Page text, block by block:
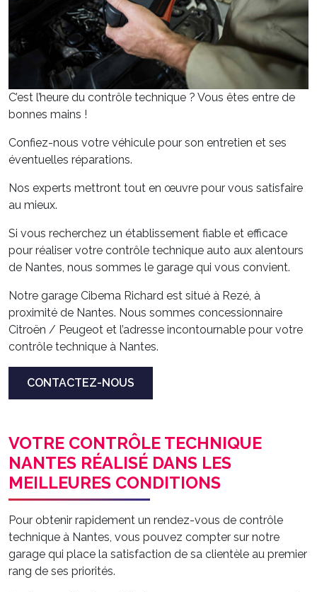
C’est l’heure du contrôle technique ? Vous êtes entre de
bonnes mains !
Confiez-nous votre véhicule pour son entretien et ses
éventuelles réparations.
Nos experts mettront tout en œuvre pour vous satisfaire
au mieux.
Si vous recherchez un établissement fiable et efficace
pour réaliser votre contrôle technique auto aux alentours
de Nantes, nous sommes le garage qui vous convient.
Notre garage Cibema Richard est situé à Rezé, à
proximité de Nantes. Nous sommes concessionnaire
Citroën / Peugeot et l’adresse incontournable pour votre
contrôle technique à Nantes.
CONTACTEZ-NOUS
VOTRE CONTRÔLE TECHNIQUE
NANTES RÉALISÉ DANS LES
MEILLEURES CONDITIONS
Pour obtenir rapidement un rendez-vous de contrôle
technique à Nantes, vous pouvez compter sur notre
garage qui place la satisfaction de sa clientèle au premier
rang de ses priorités.